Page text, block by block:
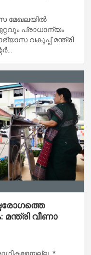
മേഖലയിൽ
പ്രാധാന്യം
വകുപ്പ് മന്ത്രി
വീണാ